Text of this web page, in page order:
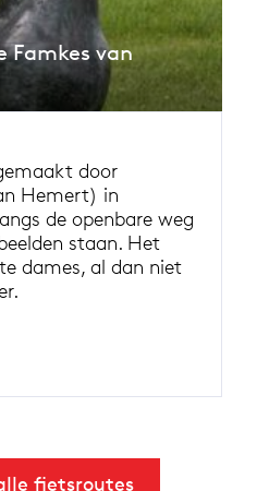
Famkes van
door
Hemert) in
de openbare weg
staan. Het
dames, al dan niet
fietsroutes